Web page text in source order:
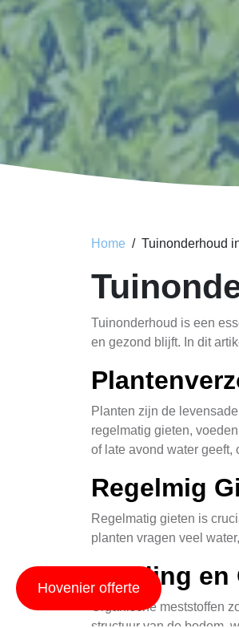
Home Tuinonderhoud
Tuinonderhoud is een
en gezond blijft. In dit
Planten zijn de
regelmatig gieten,
of late avond water geeft,
Regelmig
Regelmatig gieten is
planten vragen veel
Voeding
Organische meststoffen
Hovenier offerte